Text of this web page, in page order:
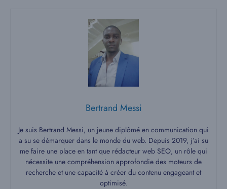
Bertrand Messi
Je suis Bertrand Messi, un jeune diplômé en communication qui
a su se démarquer dans le monde du web. Depuis 2019, j’ai su
me faire une place en tant que rédacteur web SEO, un rôle qui
nécessite une compréhension approfondie des moteurs de
recherche et une capacité à créer du contenu engageant et
optimisé.